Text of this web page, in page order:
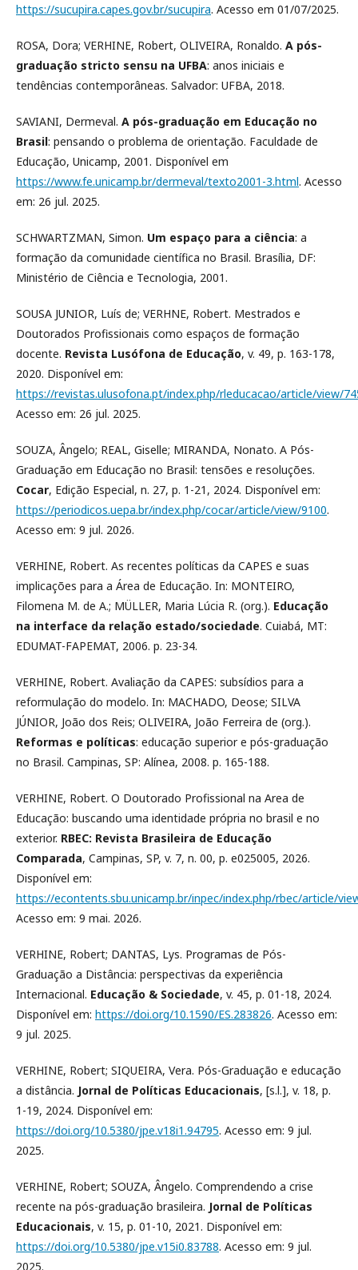
https://sucupira.capes.gov.br/sucupira. Acesso em 01/07/2025.
ROSA, Dora; VERHINE, Robert, OLIVEIRA, Ronaldo. A pós-
graduação stricto sensu na UFBA: anos iniciais e
tendências contemporâneas. Salvador: UFBA, 2018.
SAVIANI, Dermeval. A pós-graduação em Educação no
Brasil: pensando o problema de orientação. Faculdade de
Educação, Unicamp, 2001. Disponível em
https://www.fe.unicamp.br/dermeval/texto2001-3.html. Acesso
em: 26 jul. 2025.
SCHWARTZMAN, Simon. Um espaço para a ciência: a
formação da comunidade científica no Brasil. Brasília, DF:
Ministério de Ciência e Tecnologia, 2001.
SOUSA JUNIOR, Luís de; VERHNE, Robert. Mestrados e
Doutorados Profissionais como espaços de formação
docente. Revista Lusófona de Educação, v. 49, p. 163-178,
2020. Disponível em:
https://revistas.ulusofona.pt/index.php/rleducacao/article/view/
Acesso em: 26 jul. 2025.
SOUZA, Ângelo; REAL, Giselle; MIRANDA, Nonato. A Pós-
Graduação em Educação no Brasil: tensões e resoluções.
Cocar, Edição Especial, n. 27, p. 1-21, 2024. Disponível em:
https://periodicos.uepa.br/index.php/cocar/article/view/9100.
Acesso em: 9 jul. 2026.
VERHINE, Robert. As recentes políticas da CAPES e suas
implicações para a Área de Educação. In: MONTEIRO,
Filomena M. de A.; MÜLLER, Maria Lúcia R. (org.). Educação
na interface da relação estado/sociedade. Cuiabá, MT:
EDUMAT-FAPEMAT, 2006. p. 23-34.
VERHINE, Robert. Avaliação da CAPES: subsídios para a
reformulação do modelo. In: MACHADO, Deose; SILVA
JÚNIOR, João dos Reis; OLIVEIRA, João Ferreira de (org.).
Reformas e políticas: educação superior e pós-graduação
no Brasil. Campinas, SP: Alínea, 2008. p. 165-188.
VERHINE, Robert. O Doutorado Profissional na Area de
Educação: buscando uma identidade própria no brasil e no
exterior. RBEC: Revista Brasileira de Educação
Comparada, Campinas, SP, v. 7, n. 00, p. e025005, 2026.
Disponível em:
https://econtents.sbu.unicamp.br/inpec/index.php/rbec/article/
Acesso em: 9 mai. 2026.
VERHINE, Robert; DANTAS, Lys. Programas de Pós-
Graduação a Distância: perspectivas da experiência
Internacional. Educação & Sociedade, v. 45, p. 01-18, 2024.
Disponível em: https://doi.org/10.1590/ES.283826. Acesso em:
9 jul. 2025.
VERHINE, Robert; SIQUEIRA, Vera. Pós-Graduação e educação
a distância. Jornal de Políticas Educacionais, [s.l.], v. 18, p.
1-19, 2024. Disponível em:
https://doi.org/10.5380/jpe.v18i1.94795. Acesso em: 9 jul.
2025.
VERHINE, Robert; SOUZA, Ângelo. Comprendendo a crise
recente na pós-graduação brasileira. Jornal de Políticas
Educacionais, v. 15, p. 01-10, 2021. Disponível em:
https://doi.org/10.5380/jpe.v15i0.83788. Acesso em: 9 jul.
2025.